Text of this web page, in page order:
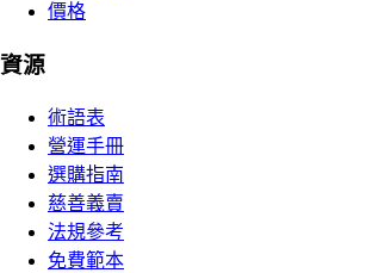
價格
資源
術語表
營運手冊
選購指南
慈善義賣
法規參考
免費範本